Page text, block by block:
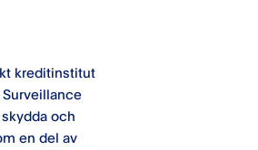
kreditinstitut
och
en del av